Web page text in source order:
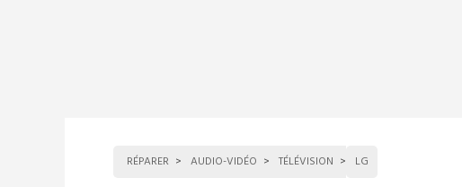
RÉPARER AUDIO-VIDÉO TÉLÉVISION LG